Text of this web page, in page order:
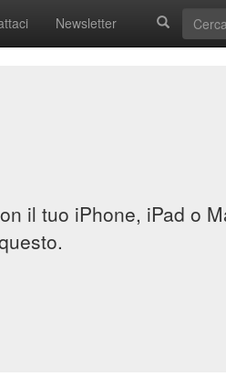
Newsletter
il tuo iPhone, iPad o